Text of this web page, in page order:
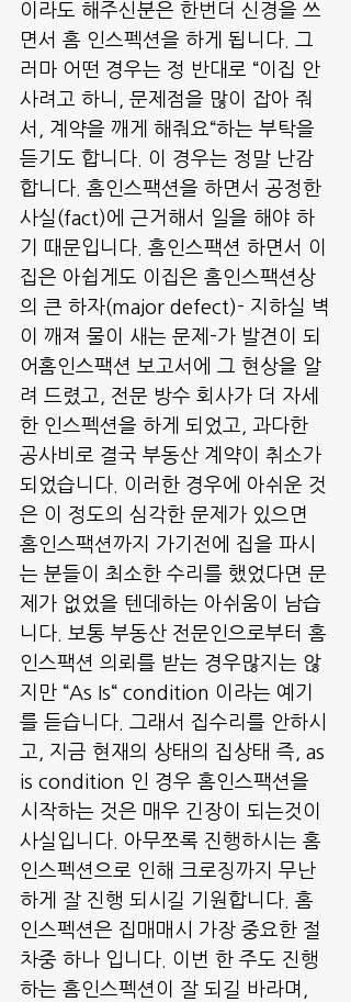
이라도 해주신분은 한번더 신경을 쓰
면서 홈 인스펙션을 하게 됩니다. 그
러마 어떤 경우는 정 반대로 “이집 안
사려고 하니, 문제점을 많이 잡아 줘
서, 계약을 깨게 해줘요“하는 부탁을
듣기도 합니다. 이 경우는 정말 난감
합니다. 홈인스팩션을 하면서 공정한
사실(fact)에 근거해서 일을 해야 하
기 때문입니다. 홈인스팩션 하면서 이
집은 아쉽게도 이집은 홈인스팩션상
의 큰 하자(major defect)- 지하실 벽
이 깨져 물이 새는 문제-가 발견이 되
어홈인스팩션 보고서에 그 현상을 알
려 드렸고, 전문 방수 회사가 더 자세
한 인스펙션을 하게 되었고, 과다한
공사비로 결국 부동산 계약이 취소가
되었습니다. 이러한 경우에 아쉬운 것
은 이 정도의 심각한 문제가 있으면
홈인스팩션까지 가기전에 집을 파시
는 분들이 최소한 수리를 했었다면 문
제가 없었을 텐데하는 아쉬움이 남습
니다. 보통 부동산 전문인으로부터 홈
인스팩션 의뢰를 받는 경우많지는 않
지만 “As Is“ condition 이라는 예기
를 듣습니다. 그래서 집수리를 안하시
고, 지금 현재의 상태의 집상태 즉, as
is condition 인 경우 홈인스팩션을
시작하는 것은 매우 긴장이 되는것이
사실입니다. 아무쪼록 진행하시는 홈
인스펙션으로 인해 크로징까지 무난
하게 잘 진행 되시길 기원합니다. 홈
인스펙션은 집매매시 가장 중요한 절
차중 하나 입니다. 이번 한 주도 진행
하는 홈인스펙션이 잘 되길 바라며,